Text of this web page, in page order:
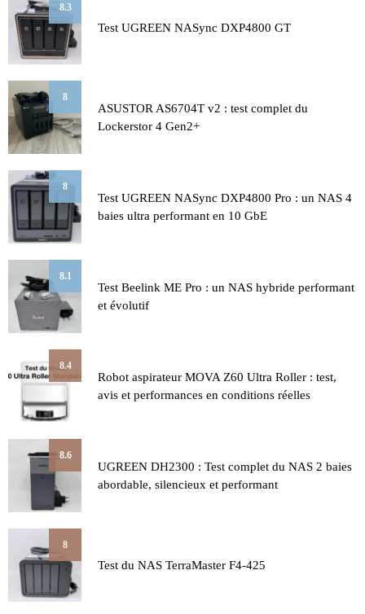
8.3
Test UGREEN NASync DXP4800 GT
8
ASUSTOR AS6704T v2 : test complet du
Lockerstor 4 Gen2+
8
Test UGREEN NASync DXP4800 Pro : un NAS 4
baies ultra performant en 10 GbE
8.1
Test Beelink ME Pro : un NAS hybride performant
et évolutif
8.4
Robot aspirateur MOVA Z60 Ultra Roller : test,
avis et performances en conditions réelles
8.6
UGREEN DH2300 : Test complet du NAS 2 baies
abordable, silencieux et performant
8
Test du NAS TerraMaster F4-425